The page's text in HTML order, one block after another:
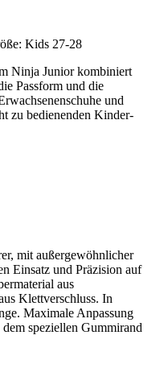
Kids 27-28
Ninja Junior kombiniert
Passform und die
und
zu bedienenden Kinder-
mit außergewöhnlicher
Einsatz und Präzision auf
aus
Klettverschluss. In
Maximale Anpassung
speziellen Gummirand